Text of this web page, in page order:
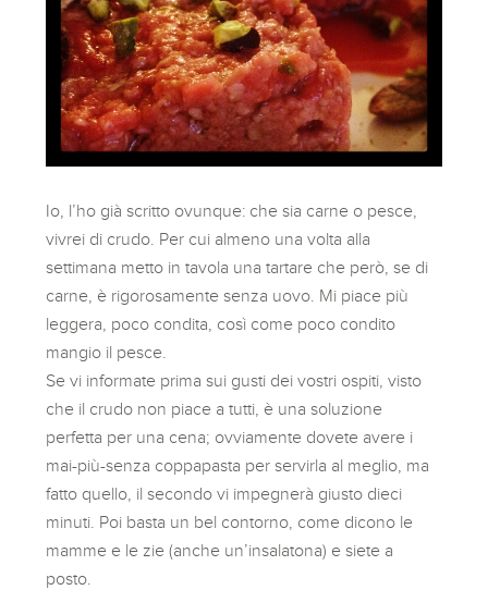
Io, l’ho già scritto ovunque: che sia carne o pesce,
vivrei di crudo. Per cui almeno una volta alla
settimana metto in tavola una tartare che però, se di
carne, è rigorosamente senza uovo. Mi piace più
leggera, poco condita, così come poco condito
mangio il pesce.
Se vi informate prima sui gusti dei vostri ospiti, visto
che il crudo non piace a tutti, è una soluzione
perfetta per una cena; ovviamente dovete avere i
mai-più-senza coppapasta per servirla al meglio, ma
fatto quello, il secondo vi impegnerà giusto dieci
minuti. Poi basta un bel contorno, come dicono le
mamme e le zie (anche un’insalatona) e siete a
posto.